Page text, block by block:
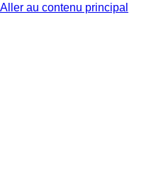
Aller au contenu principal